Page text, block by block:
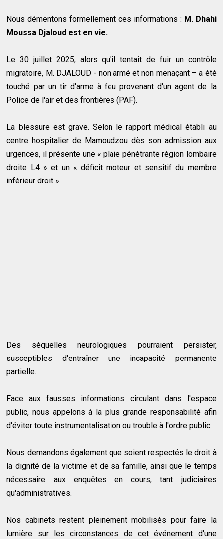
Nous démentons formellement ces informations : M. Dhahi
Moussa Djaloud est en vie.
Le 30 juillet 2025, alors qu'il tentait de fuir un contrôle
migratoire, M. DJALOUD - non armé et non menaçant – a été
touché par un tir d'arme à feu provenant d'un agent de la
Police de l'air et des frontières (PAF).
La blessure est grave. Selon le rapport médical établi au
centre hospitalier de Mamoudzou dès son admission aux
urgences, il présente une « plaie pénétrante région lombaire
droite L4 » et un « déficit moteur et sensitif du membre
inférieur droit ».
Des séquelles neurologiques pourraient persister,
susceptibles d'entraîner une incapacité permanente
partielle.
Face aux fausses informations circulant dans l'espace
public, nous appelons à la plus grande responsabilité afin
d'éviter toute instrumentalisation ou trouble à l'ordre public.
Nous demandons également que soient respectés le droit à
la dignité de la victime et de sa famille, ainsi que le temps
nécessaire aux enquêtes en cours, tant judiciaires
qu'administratives.
Nos cabinets restent pleinement mobilisés pour faire la
lumière sur les circonstances de cet événement d'une